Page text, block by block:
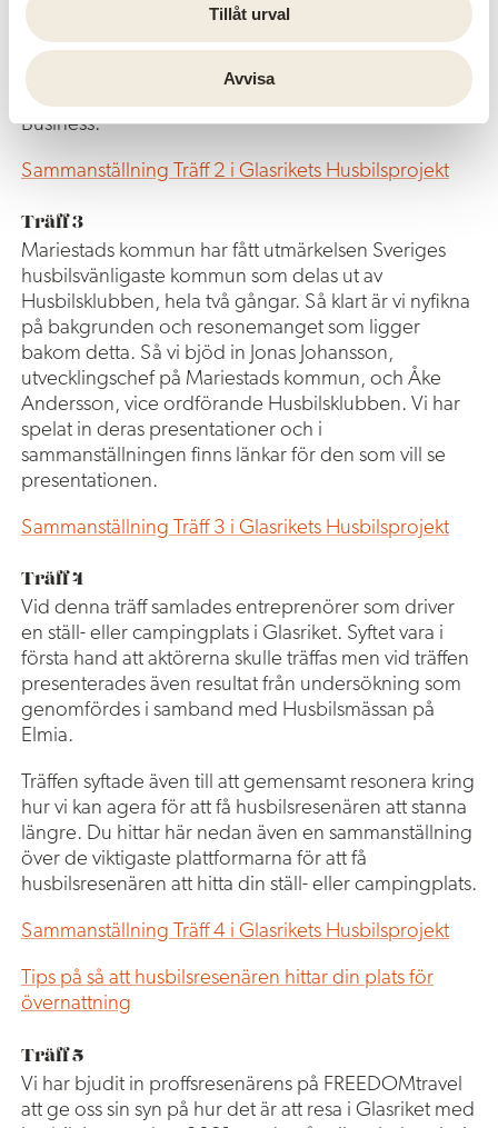
Tillåt urval
Avvisa
längre än Sverige vad gäller husbilsturismen. Under
träffen berättar vi även lite om det kommande
digitala verktyget (Reseplaneraren) samt att Mathias
Billmark berättar om vikten att synas på Google My
Business.
Sammanställning Träff 2 i Glasrikets Husbilsprojekt
Träff 3
Mariestads kommun har fått utmärkelsen Sveriges
husbilsvänligaste kommun som delas ut av
Husbilsklubben, hela två gångar. Så klart är vi nyfikna
på bakgrunden och resonemanget som ligger
bakom detta. Så vi bjöd in Jonas Johansson,
utvecklingschef på Mariestads kommun, och Åke
Andersson, vice ordförande Husbilsklubben. Vi har
spelat in deras presentationer och i
sammanställningen finns länkar för den som vill se
presentationen.
Sammanställning Träff 3 i Glasrikets Husbilsprojekt
Träff 4
Vid denna träff samlades entreprenörer som driver
en ställ- eller campingplats i Glasriket. Syftet vara i
första hand att aktörerna skulle träffas men vid träffen
presenterades även resultat från undersökning som
genomfördes i samband med Husbilsmässan på
Elmia.
Träffen syftade även till att gemensamt resonera kring
hur vi kan agera för att få husbilsresenären att stanna
längre. Du hittar här nedan även en sammanställning
över de viktigaste plattformarna för att få
husbilsresenären att hitta din ställ- eller campingplats.
Sammanställning Träff 4 i Glasrikets Husbilsprojekt
Tips på så att husbilsresenären hittar din plats för
övernattning
Träff 5
Vi har bjudit in proffsresenärens på FREEDOMtravel
att ge oss sin syn på hur det är att resa i Glasriket med